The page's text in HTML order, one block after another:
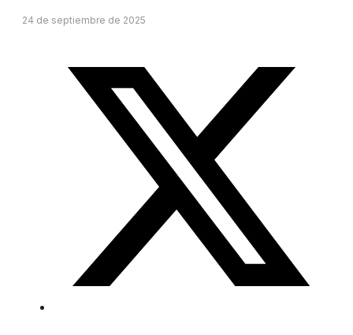
24 de septiembre de 2025